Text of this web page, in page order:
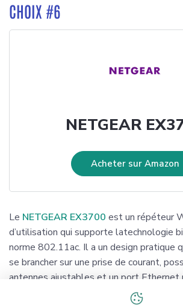
CHOIX #6
NETGEAR
Acheter sur Amazon
Le NETGEAR EX3700 est un répéteur
d’utilisation qui supporte latechnologie
norme 802.11ac. Il a un design pratique
se brancher sur une prise de courant,
antennes ajustables et un port
de connecter un ordinateur de bureau,